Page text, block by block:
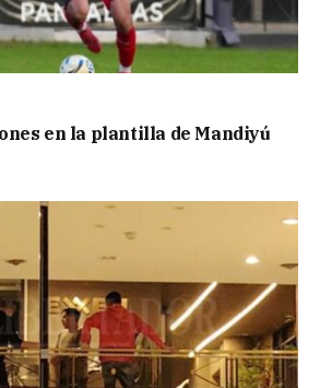
en la plantilla de Mandiyú